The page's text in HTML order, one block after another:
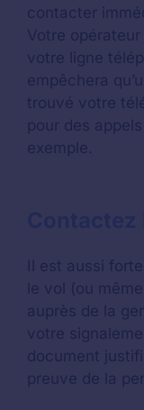
contacter
Votre
votre ligne
empêchera
trouvé votre
pour des
exemple.
Il est aussi
le vol (ou
auprès de la
votre
document
preuve de la